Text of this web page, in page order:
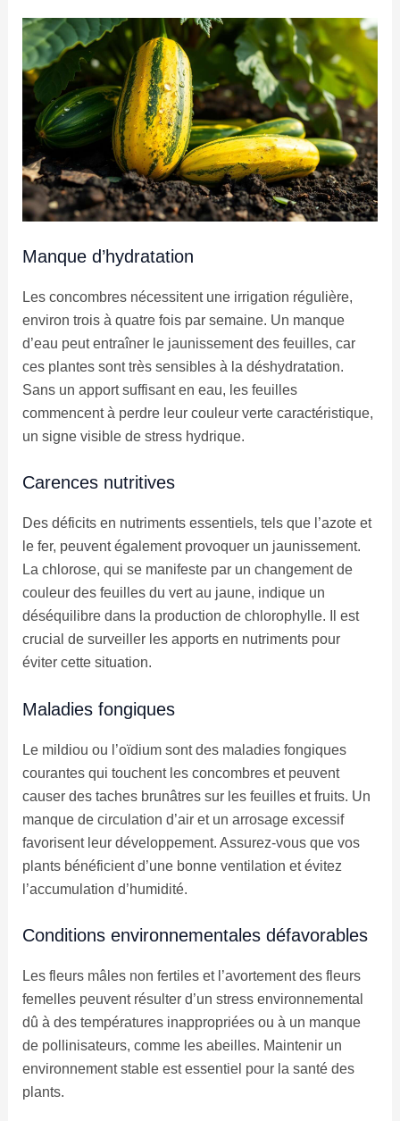
Manque d’hydratation
Les concombres nécessitent une irrigation régulière,
environ trois à quatre fois par semaine. Un manque
d’eau peut entraîner le jaunissement des feuilles, car
ces plantes sont très sensibles à la déshydratation.
Sans un apport suffisant en eau, les feuilles
commencent à perdre leur couleur verte caractéristique,
un signe visible de stress hydrique.
Carences nutritives
Des déficits en nutriments essentiels, tels que l’azote et
le fer, peuvent également provoquer un jaunissement.
La chlorose, qui se manifeste par un changement de
couleur des feuilles du vert au jaune, indique un
déséquilibre dans la production de chlorophylle. Il est
crucial de surveiller les apports en nutriments pour
éviter cette situation.
Maladies fongiques
Le mildiou ou l’oïdium sont des maladies fongiques
courantes qui touchent les concombres et peuvent
causer des taches brunâtres sur les feuilles et fruits. Un
manque de circulation d’air et un arrosage excessif
favorisent leur développement. Assurez-vous que vos
plants bénéficient d’une bonne ventilation et évitez
l’accumulation d’humidité.
Conditions environnementales défavorables
Les fleurs mâles non fertiles et l’avortement des fleurs
femelles peuvent résulter d’un stress environnemental
dû à des températures inappropriées ou à un manque
de pollinisateurs, comme les abeilles. Maintenir un
environnement stable est essentiel pour la santé des
plants.